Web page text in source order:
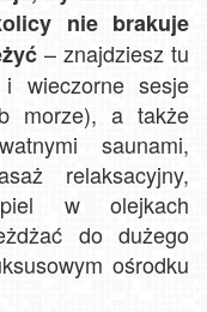
nie brakuje
– znajdziesz tu
wieczorne sesje
morze), a także
saunami,
relaksacyjny,
w olejkach
do dużego
ośrodku